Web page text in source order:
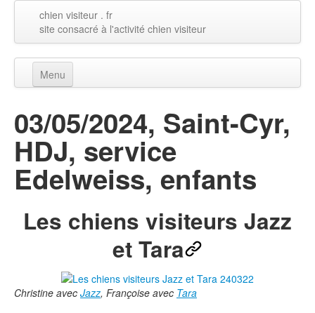
chien visiteur . fr
site consacré à l'activité chien visiteur
Menu
Nos visites▼
Notre activité▼
Comprendre le chien
Visuels
03/05/2024, Saint-Cyr,
HDJ, service
Edelweiss, enfants
Les chiens visiteurs Jazz
et Tara
Christine avec Jazz, Françoise avec Tara